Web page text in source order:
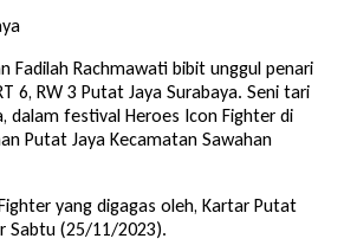
Fadilah Rachmawati bibit unggul penari
6, RW 3 Putat Jaya Surabaya. Seni tari
dalam festival Heroes Icon Fighter di
Putat Jaya Kecamatan Sawahan
yang digagas oleh, Kartar Putat
Sabtu (25/11/2023).